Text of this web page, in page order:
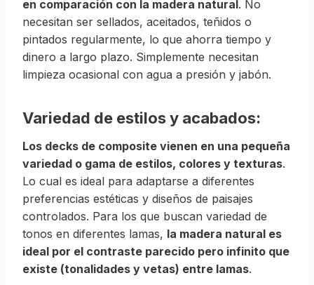
en comparación con la madera natural. No
necesitan ser sellados, aceitados, teñidos o
pintados regularmente, lo que ahorra tiempo y
dinero a largo plazo. Simplemente necesitan
limpieza ocasional con agua a presión y jabón.
Variedad de estilos y acabados:
Los decks de composite vienen en una pequeña
variedad o gama de estilos, colores y texturas.
Lo cual es ideal para adaptarse a diferentes
preferencias estéticas y diseños de paisajes
controlados. Para los que buscan variedad de
tonos en diferentes lamas, la madera natural es
ideal por el contraste parecido pero infinito que
existe (tonalidades y vetas) entre lamas.